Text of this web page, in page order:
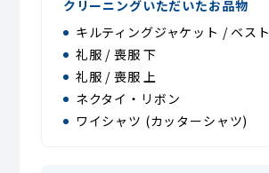
クリーニングいただいたお品物
キルティングジャケット / ベスト
礼服 / 喪服 下
礼服 / 喪服 上
ネクタイ・リボン
ワイシャツ (カッターシャツ)